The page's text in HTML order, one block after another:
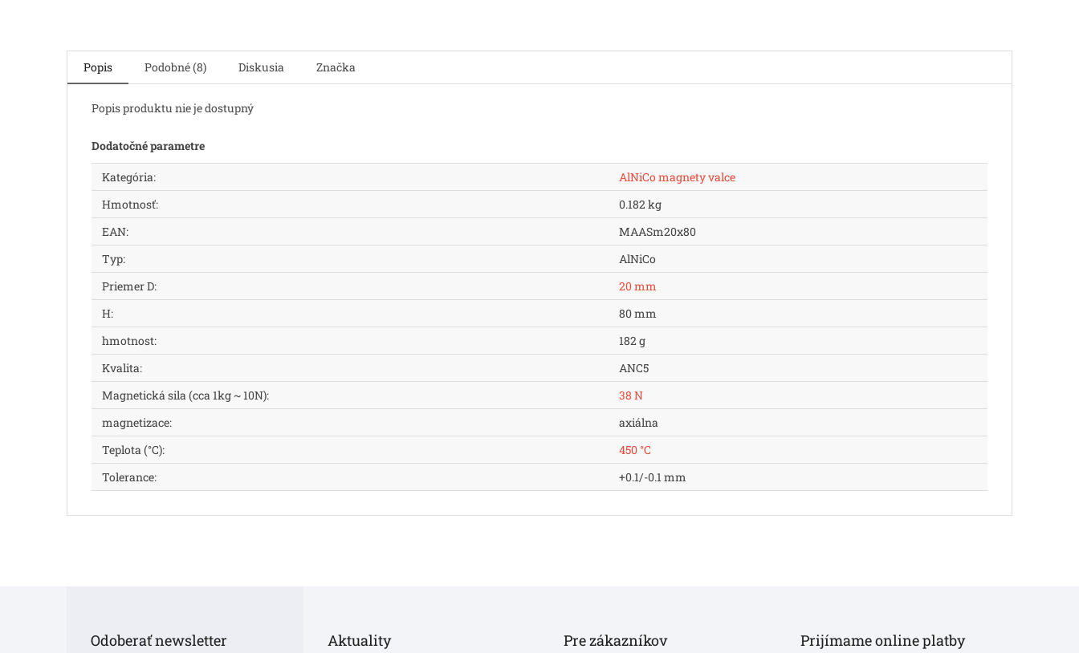
Popis Podobné (8) Diskusia Značka
Popis produktu nie je dostupný
Dodatočné parametre
Kategória:
AlNiCo magnety valce
Hmotnosť:
0.182 kg
EAN:
MAASm20x80
Typ:
AlNiCo
Priemer D:
20 mm
H:
80 mm
hmotnost:
182 g
Kvalita:
ANC5
Magnetická sila (cca 1kg ~ 10N):
38 N
magnetizace:
axiálna
Teplota (°C):
450 °C
Tolerance: +0.1/-0.1 mm
Odoberať newsletter Aktuality Pre zákazníkov Prijímame online platby